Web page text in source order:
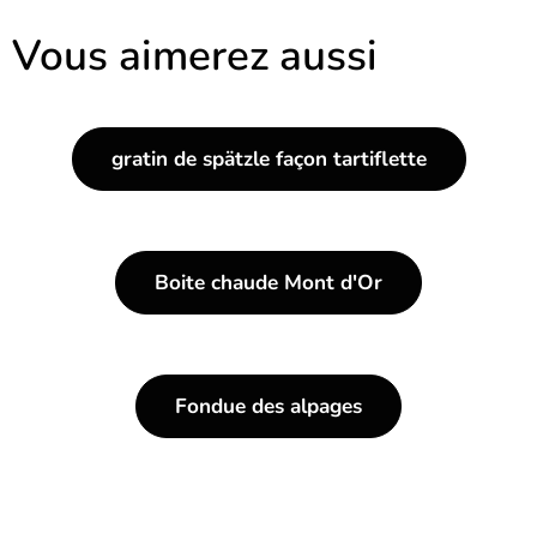
Vous aimerez aussi
gratin de spätzle façon tartiflette
Boite chaude Mont d'Or
Fondue des alpages